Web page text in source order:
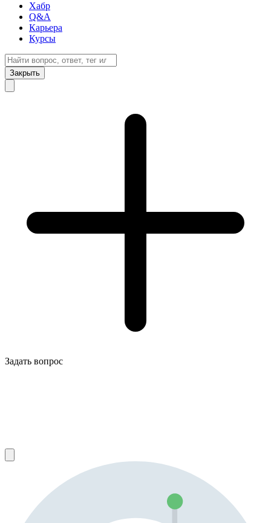
Хабр
Q&A
Карьера
Курсы
Закрыть
Задать вопрос